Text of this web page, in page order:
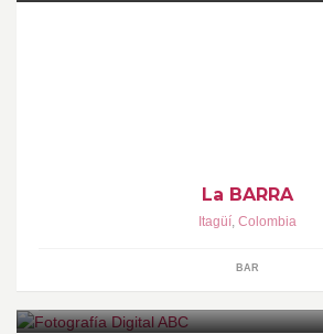
La BARRA
Itagüí, Colombia
BAR